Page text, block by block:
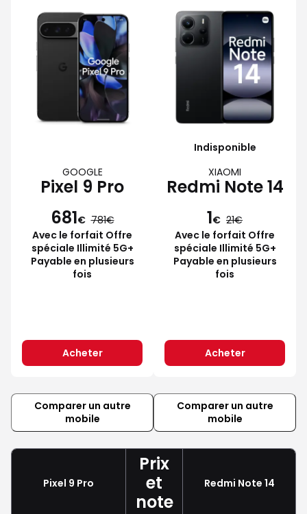
GOOGLE
Pixel 9 Pro
681€ 781
Avec le forfait Offre
spéciale Illimité 5G+
Payable en plusieurs
fois
Acheter
Indisponible
XIAOMI
Redmi Note 14
1€ 21
Avec le forfait Offre
spéciale Illimité 5G+
Payable en plusieurs
fois
Acheter
Comparer un autre
mobile
Comparer un autre
mobile
Pixel 9 Pro
Prix
et
note
Redmi Note 14